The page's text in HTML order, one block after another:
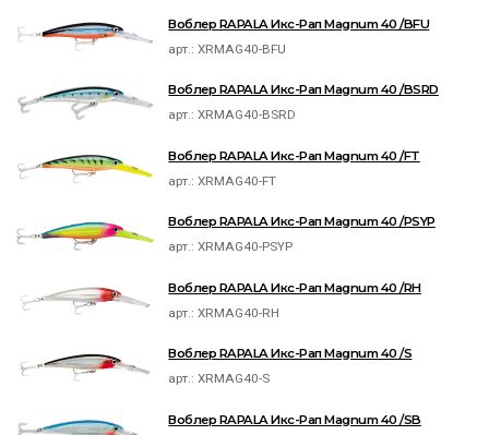
Воблер RAPALA Икс-Рап Magnum 40 /BFU
арт.:XRMAG40-BFU
Воблер RAPALA Икс-Рап Magnum 40 /BSRD
арт.:XRMAG40-BSRD
Воблер RAPALA Икс-Рап Magnum 40 /FT
арт.:XRMAG40-FT
Воблер RAPALA Икс-Рап Magnum 40 /PSYP
арт.:XRMAG40-PSYP
Воблер RAPALA Икс-Рап Magnum 40 /RH
арт.:XRMAG40-RH
Воблер RAPALA Икс-Рап Magnum 40 /S
арт.:XRMAG40-S
Воблер RAPALA Икс-Рап Magnum 40 /SB